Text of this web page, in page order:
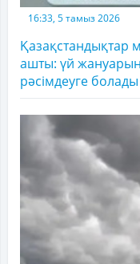
16:33, 5 тамыз 2026
Қазақстандықтар
ашты: үй
рәсімдеуге болады